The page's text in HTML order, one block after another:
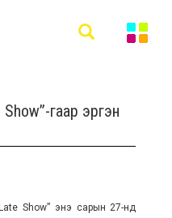
гаар эргэн
Show” энэ сарын 27-нд